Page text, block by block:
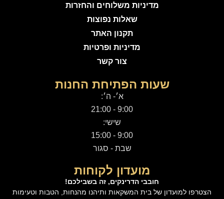
מדיניות משלוחים והחזרות
שאלות נפוצות
תקנון האתר
מדיניות ופרטיות
צור קשר
שעות הפתיחת החנות
א׳- ה׳:
9:00 - 21:00
שישי:
9:00 - 15:00
שבת - סגור
מועדון לקוחות
חובבי הדרינקים, זה בשבילכם!
הצטרפו למועדון של בית המשקאות ותיהנו מהנחות, הטבות וטעימות